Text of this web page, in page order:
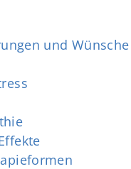
und Wünsche